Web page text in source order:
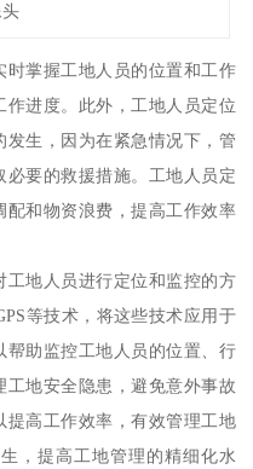
时掌握工地人员的位置和工作
进度。此外，工地人员定位
生，因为在紧急情况下，管
要的救援措施。工地人员定
和物资浪费，提高工作效率
工地人员进行定位和监控的方
等技术，将这些技术应用于
帮助监控工地人员的位置、行
地安全隐患，避免意外事故
提高工作效率，有效管理工地
，提高工地管理的精细化水